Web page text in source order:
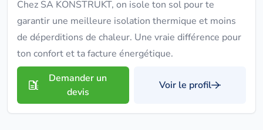
Chez SA KONSTRUKT, on isole ton sol pour te
garantir une meilleure isolation thermique et moins
de déperditions de chaleur. Une vraie différence pour
ton confort et ta facture énergétique.
Demander un
devis
Voir le profil